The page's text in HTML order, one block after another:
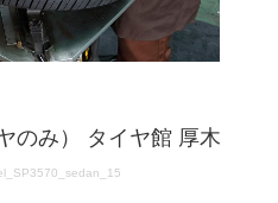
のみ） タイヤ館 厚木